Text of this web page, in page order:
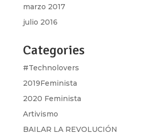
marzo 2017
julio 2016
Categories
#Technolovers
2019Feminista
2020 Feminista
Artivismo
BAILAR LA REVOLUCIÓN